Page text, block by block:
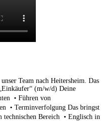
Team nach Heitersheim. Das
(m/w/d) Deine
• Führen von
• Terminverfolgung Das bringst
Bereich • Englisch in